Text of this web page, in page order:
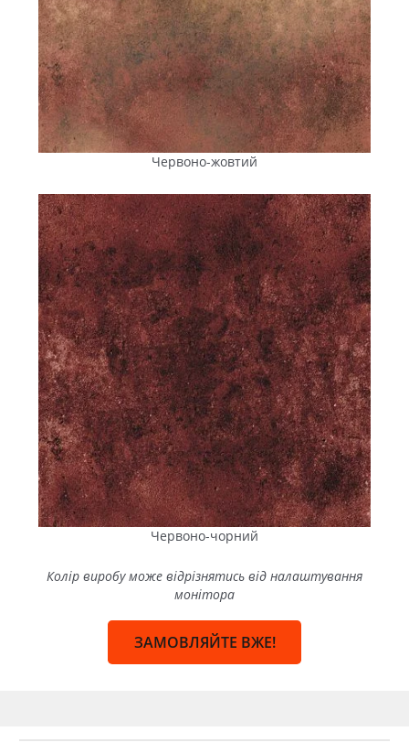
візерунків;
простота
ремонту
«Котушка»
Промислові
зони,
паркування,
проїзди, склади
та термінали,
території АЗС
Замкове
з’єднання для
високих
навантажень
Крім цих позицій, в асортимент входять колекції
Цеглинка», «Старе місто», «Нове місто» і «Креатив»
Кожна відрізняється власною геометрією і характером
укладання — від суворої класики до більш виразних
дизайнерських рішень. Тож можна легко підібратиплитку
під історичну забудову, сучасний житловий комплекс або
комерційний об’єкт.
Яккупити тротуарну плитку
Помічній: розумне рішення з
«Еніфем»
Для будівельних компаній, підрядників, аграрних
підприємств, комунальних служб і власників приватної
нерухомості в Помічнійплитка і бруківка«Еніфем» стають
практичним і економічно виваженим рішенням.
Основні переваги:
дотримання технології та точне дозування
компонентів, використання сертифікованої
сировини та добавок від кращих світових
Червоно-жовтий
Червоно-чорний
Колір виробу може відрізнятись від налаштування
монітора
ЗАМОВЛЯЙТЕ ВЖЕ!